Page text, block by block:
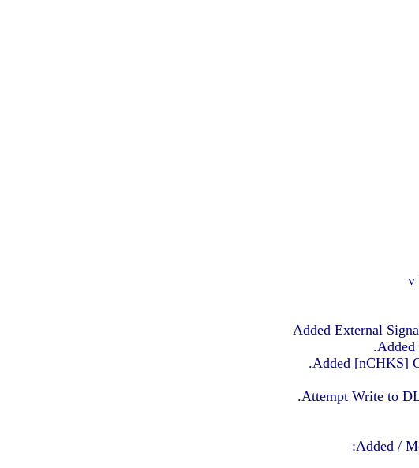
v
Added External
Added
Added [nCHKS]
Attempt Write to
Added /